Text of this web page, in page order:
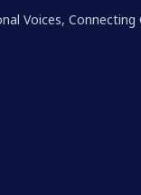
Voices,